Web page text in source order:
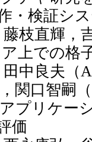
・検証シ
直輝，吉
上での格
良夫（
関口智嗣
プリケー
価